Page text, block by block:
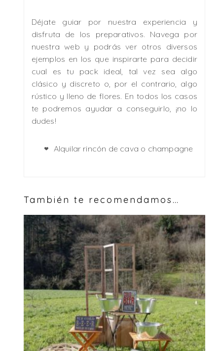
Déjate guiar por nuestra experiencia y
disfruta de los preparativos. Navega por
nuestra web y podrás ver otros diversos
ejemplos en los que inspirarte para decidir
cual es tu pack ideal, tal vez sea algo
clásico y discreto o, por el contrario, algo
rústico y lleno de flores. En todos los casos
te podremos ayudar a conseguirlo, ¡no lo
dudes!
Alquilar rincón de cava o champagne
También te recomendamos…